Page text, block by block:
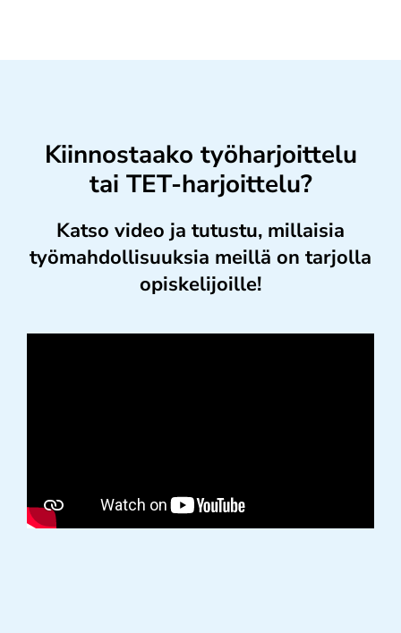
Kiinnostaako työharjoittelu
tai TET-harjoittelu?
Katso video ja tutustu, millaisia
työmahdollisuuksia meillä on tarjolla
opiskelijoille!